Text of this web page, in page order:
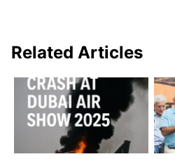
Related Articles